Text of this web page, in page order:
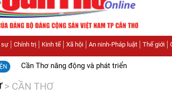
sự Chính trị Kinh tế Xã hội An ninh-Pháp luật Thế giới
Cần Thơ năng động và phát triển
> CẦN THƠ